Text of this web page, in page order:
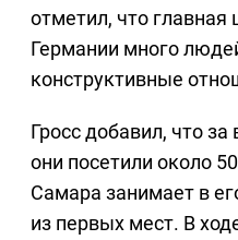
отметил, что главная
Германии много
конструктивные
Гросс добавил, что
они посетили около
Самара занимает в
из первых мест. В